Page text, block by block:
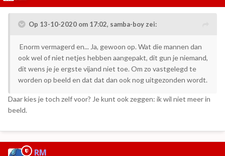
Op 13-10-2020 om 17:02, samba-boy zei:
Enorm vermagerd en... Ja, gewoon op. Wat die mannen dan
ook wel of niet netjes hebben aangepakt, dit gun je niemand,
dit wens je je ergste vijand niet toe. Om zo vastgelegd te
worden op beeld en dat dat dan ook nog uitgezonden wordt.
Daar kies je toch zelf voor? Je kunt ook zeggen: ik wil niet meer in
beeld.
RM